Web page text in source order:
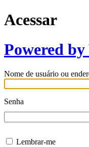
Acessar
Powered
Nome de usuário ou
Senha
Lembrar-me